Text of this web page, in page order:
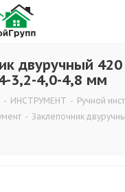
двуручный
3,2-4,0-4,8 мм
- ИНСТРУМЕНТ - Ручной
- Заклепочник